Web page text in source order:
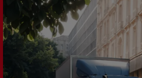
RENAULT TRUCKS E-